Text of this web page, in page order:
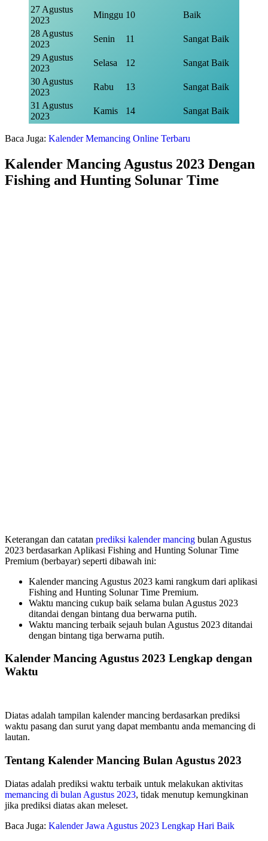
27 Agustus
2023
Minggu 10
Baik
28 Agustus
2023
Senin 11
Sangat Baik
29 Agustus
2023
Selasa 12
Sangat Baik
30 Agustus
2023
Rabu 13
Sangat Baik
31 Agustus
2023
Kamis 14 Sangat Baik
Baca Juga: Kalender Memancing Online Terbaru
Kalender Mancing Agustus 2023 Dengan
Fishing and Hunting Solunar Time
Keterangan dan catatan prediksi kalender mancing bulan Agustus
2023 berdasarkan Aplikasi Fishing and Hunting Solunar Time
Premium (berbayar) seperti dibawah ini:
Kalender mancing Agustus 2023 kami rangkum dari aplikasi
Fishing and Hunting Solunar Time Premium.
Waktu mancing cukup baik selama bulan Agustus 2023
ditandai dengan bintang dua berwarna putih.
Waktu mancing terbaik sejauh bulan Agustus 2023 ditandai
dengan bintang tiga berwarna putih.
Kalender Mancing Agustus 2023 Lengkap dengan
Waktu
Diatas adalah tampilan kalender mancing berdasarkan prediksi
waktu pasang dan surut yang dapat membantu anda memancing di
lautan.
Tentang Kalender Mancing Bulan Agustus 2023
Diatas adalah prediksi waktu terbaik untuk melakukan aktivitas
memancing di bulan Agustus 2023, tidak menutup kemungkinan
jika prediksi diatas akan meleset.
Baca Juga: Kalender Jawa Agustus 2023 Lengkap Hari Baik